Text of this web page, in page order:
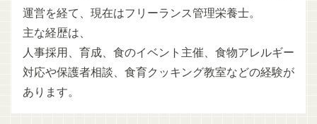
運営を経て、現在はフリーランス管理栄養士。
主な経歴は、
人事採用、育成、食のイベント主催、食物アレルギー
対応や保護者相談、食育クッキング教室などの経験が
あります。